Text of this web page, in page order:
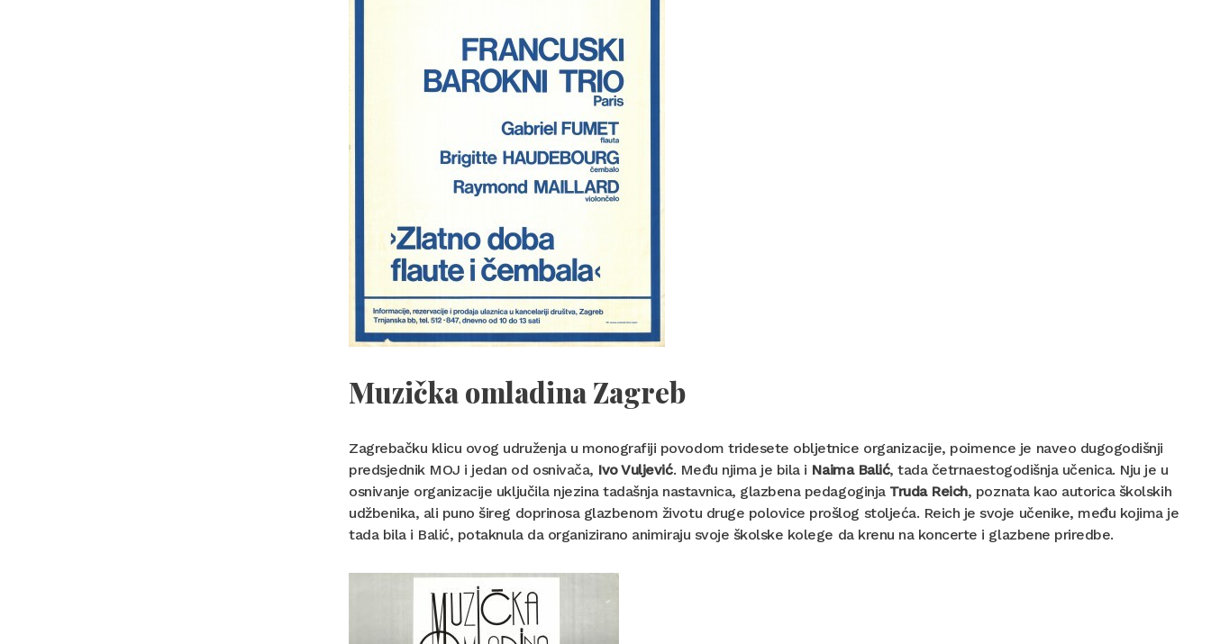
Muzička omladina Zagreb
Zagrebačku klicu ovog udruženja u monografiji povodom tridesete obljetnice organizacije, poimence je naveo dugogodišnji
predsjednik MOJ i jedan od osnivača, Ivo Vuljević. Među njima je bila i Naima Balić, tada četrnaestogodišnja učenica. Nju je u
osnivanje organizacije uključila njezina tadašnja nastavnica, glazbena pedagoginja Truda Reich, poznata kao autorica školskih
udžbenika, ali puno šireg doprinosa glazbenom životu druge polovice prošlog stoljeća. Reich je svoje učenike, među kojima je
tada bila i Balić, potaknula da organizirano animiraju svoje školske kolege da krenu na koncerte i glazbene priredbe.